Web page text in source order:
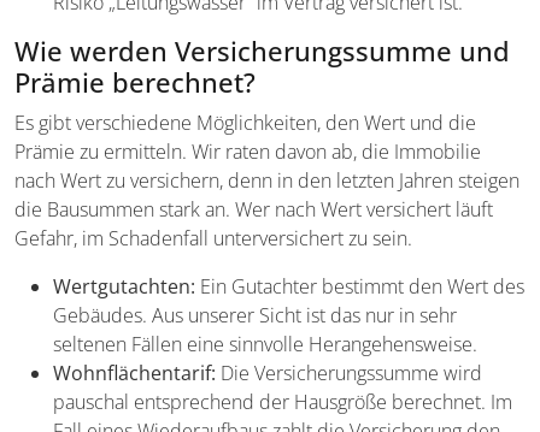
Wie werden Versicherungssumme und
Prämie berechnet?
Es gibt verschiedene Möglichkeiten, den Wert und die
Prämie zu ermitteln. Wir raten davon ab, die Immobilie
nach Wert zu versichern, denn in den letzten Jahren steigen
die Bausummen stark an. Wer nach Wert versichert läuft
Gefahr, im Schadenfall unterversichert zu sein.
Wertgutachten: Ein Gutachter bestimmt den Wert des
Gebäudes. Aus unserer Sicht ist das nur in sehr
seltenen Fällen eine sinnvolle Herangehensweise.
Wohnflächentarif: Die Versicherungssumme wird
pauschal entsprechend der Hausgröße berechnet. Im